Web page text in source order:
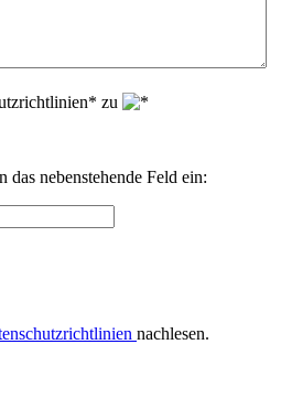
zu
nebenstehende Feld ein:
nachlesen.